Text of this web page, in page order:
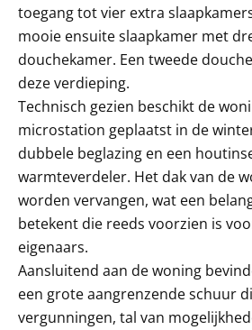
toegang tot vier extra
mooie ensuite slaapkamer met
douchekamer. Een tweede
deze verdieping.
Technisch gezien beschikt de
microstation geplaatst in de
dubbele beglazing en een
warmteverdeler. Het dak van de
worden vervangen, wat een
betekent die reeds voorzien is
eigenaars.
Aansluitend aan de woning
een grote aangrenzende schuur
vergunningen, tal van